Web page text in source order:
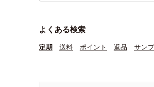
よくある検索
定期 送料 ポイント 返品 サン